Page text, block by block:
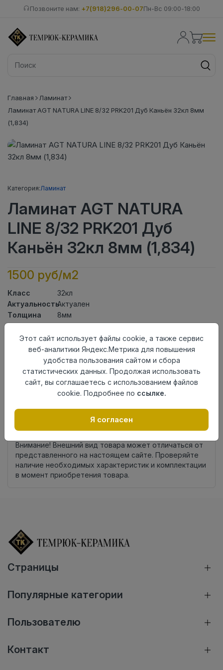
Позвоните нам: +7(918)296-00-07Пн-Вс 09:00-18:00
Главная
Ламинат
Ламинат AGT NATURA LINE 8/32 PRK201 Дуб Каньён 32кл 8мм
(1,834)
Категория:Ламинат
Ламинат AGT NATURA
LINE 8/32 PRK201 Дуб
Каньён 32кл 8мм (1,834)
1500 руб/м2
Класс
32кл
АктуальностьАктуален
Толщина
8мм
Размер
доски
Теплый пол
до +27 градусов
4V
Замок
L2C/ Click to Fit
Страна
происхождения
Турция
Осталось6 упак
Добавить в корзину
Внимание! Внешний вид товара может отличаться от
представленного на настоящем сайте. Проверяйте
наличие необходимых характеристик и комплектации
в момент приобретения товара.
Страницы
Популярные категории
Пользователю
Контакт
Этот сайт использует файлы cookie, а также сервис
веб-аналитики Яндекс.Метрика для повышения
удобства пользования сайтом и сбора
статистических данных. Продолжая использовать
сайт, вы соглашаетесь с использованием файлов
cookie. Подробнее по ссылке.
Я согласен